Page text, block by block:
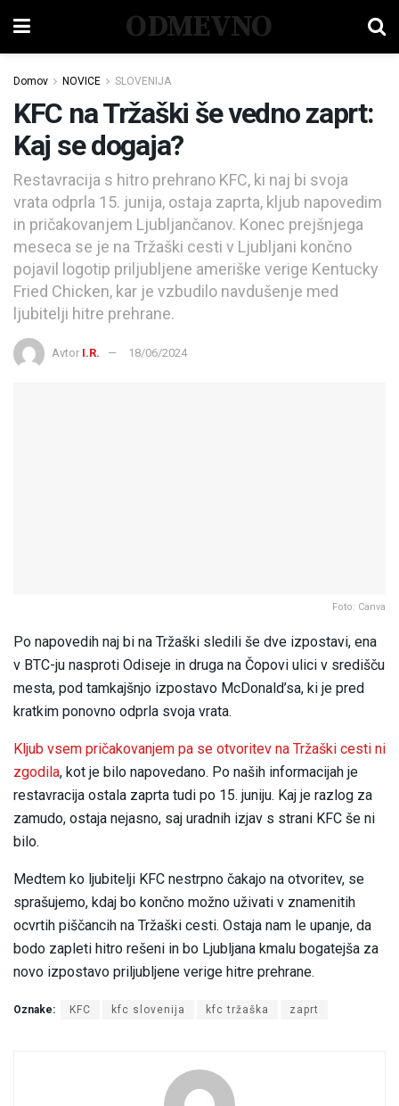
ODMEVNO
Domov NOVICE SLOVENIJA
KFC na Tržaški še vedno zaprt:
Kaj se dogaja?
Restavracija s hitro prehrano KFC, ki naj bi svoja
vrata odprla 15. junija, ostaja zaprta, kljub napovedim
in pričakovanjem Ljubljančanov. Konec prejšnjega
meseca se je na Tržaški cesti v Ljubljani končno
pojavil logotip priljubljene ameriške verige Kentucky
Fried Chicken, kar je vzbudilo navdušenje med
ljubitelji hitre prehrane.
Avtor I.R. 18/06/2024
Foto: Canva
Po napovedih naj bi na Tržaški sledili še dve izpostavi, ena
v BTC-ju nasproti Odiseje in druga na Čopovi ulici v središču
mesta, pod tamkajšnjo izpostavo McDonald’sa, ki je pred
kratkim ponovno odprla svoja vrata.
Kljub vsem pričakovanjem pa se otvoritev na Tržaški cesti ni
zgodila, kot je bilo napovedano. Po naših informacijah je
restavracija ostala zaprta tudi po 15. juniju. Kaj je razlog za
zamudo, ostaja nejasno, saj uradnih izjav s strani KFC še ni
bilo.
Medtem ko ljubitelji KFC nestrpno čakajo na otvoritev, se
sprašujemo, kdaj bo končno možno uživati v znamenitih
ocvrtih piščancih na Tržaški cesti. Ostaja nam le upanje, da
bodo zapleti hitro rešeni in bo Ljubljana kmalu bogatejša za
novo izpostavo priljubljene verige hitre prehrane.
Oznake: KFC kfc slovenija kfc tržaška zaprt